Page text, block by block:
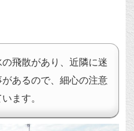
飛散があり、近隣に迷
あるので、細心の注意
ます。